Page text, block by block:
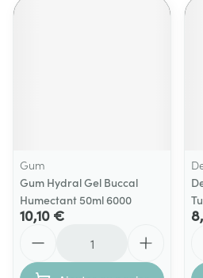
Gum
Gum Hydral Gel Buccal
Humectant 50ml 6000
10,10 €